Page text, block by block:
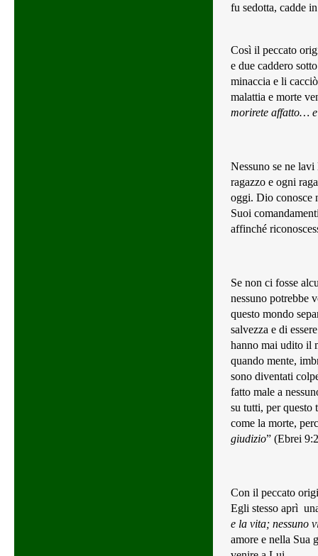
fu sedotta, cadde
Così il peccato
e due caddero
minaccia e li
malattia e morte
morirete affatto…
Nessuno se ne
ragazzo e ogni
oggi. Dio conosce
Suoi
affinché
Se non ci fosse
nessuno potrebbe
questo mondo
salvezza e di
hanno mai udito il
quando mente,
sono diventati
fatto male a
su tutti, per questo
come la morte,
giudizio” (Ebrei
Con il peccato
Egli stesso aprì
e la vita; nessuno
amore e nella Sua